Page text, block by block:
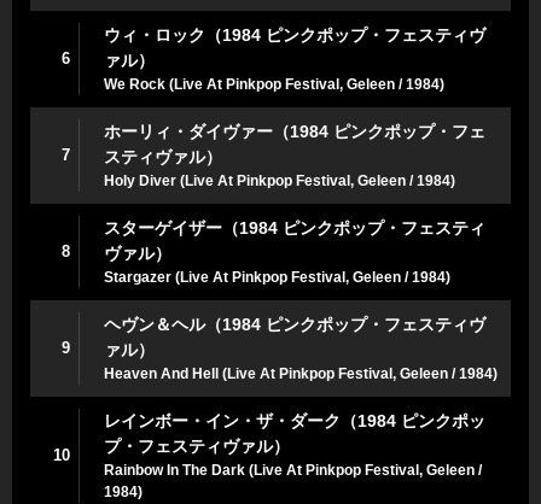
6
ウィ・ロック（1984 ピンクポップ・フェスティヴ
ァル）
We Rock (Live At Pinkpop Festival, Geleen / 1984)
7
ホーリィ・ダイヴァー（1984 ピンクポップ・フェ
スティヴァル）
Holy Diver (Live At Pinkpop Festival, Geleen / 1984)
8
スターゲイザー（1984 ピンクポップ・フェスティ
ヴァル）
Stargazer (Live At Pinkpop Festival, Geleen / 1984)
9
ヘヴン＆ヘル（1984 ピンクポップ・フェスティヴ
ァル）
Heaven And Hell (Live At Pinkpop Festival, Geleen / 1984)
10
レインボー・イン・ザ・ダーク（1984 ピンクポッ
プ・フェスティヴァル）
Rainbow In The Dark (Live At Pinkpop Festival, Geleen /
1984)